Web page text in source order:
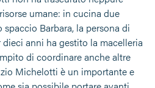
umane: in cucina due
Barbara, la persona di
anni ha gestito la macelleria
di coordinare anche altre
Michelotti è un importante e